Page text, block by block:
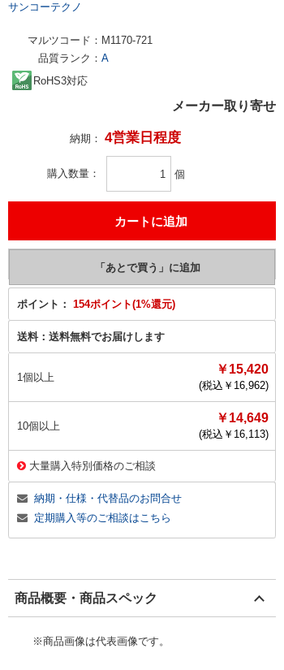
サンコーテクノ
マルツコード： M1170-721
品質ランク： A
RoHS3対応
メーカー取り寄せ
納期： 4営業日程度
購入数量 個
ポイント： 154ポイント(1%還元)
送料： 送料無料でお届けします
1個以上
￥15,420
(税込￥ 16,962)
10個以上
￥14,649
(税込￥ 16,113)
大量購入特別価格のご相談
納期・仕様・代替品のお問合せ
定期購入等のご相談はこちら
商品概要・商品スペック
※商品画像は代表画像です。